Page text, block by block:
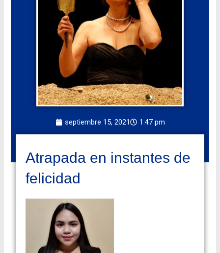
septiembre 15, 2021 1:47 pm
Atrapada en instantes de
felicidad